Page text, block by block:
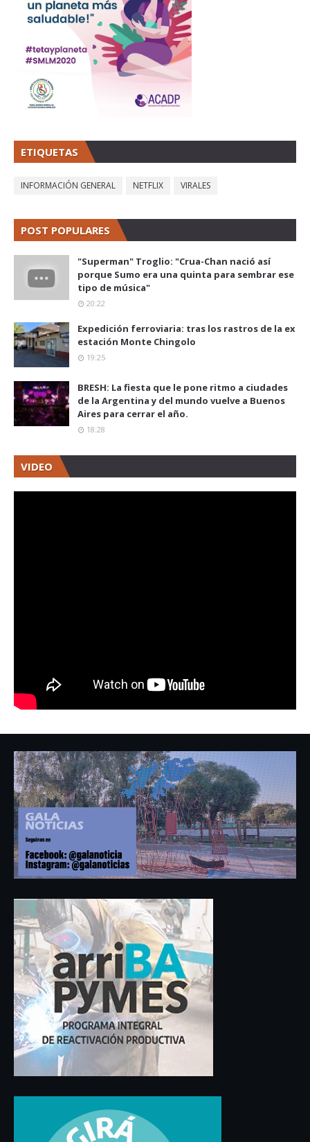
ETIQUETAS
INFORMACIÓN GENERAL NETFLIX VIRALES
POST POPULARES
"Superman" Troglio: "Crua-Chan nació así
porque Sumo era una quinta para sembrar ese
tipo de música"
20:22
Expedición ferroviaria: tras los rastros de la ex
estación Monte Chingolo
19:25
BRESH: La fiesta que le pone ritmo a ciudades
de la Argentina y del mundo vuelve a Buenos
Aires para cerrar el año.
18:28
VIDEO